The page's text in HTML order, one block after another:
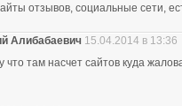
отзывов, социальные сети,
Алибабаевич 15.04.2014 в 13:36
что там насчет сайтов куда